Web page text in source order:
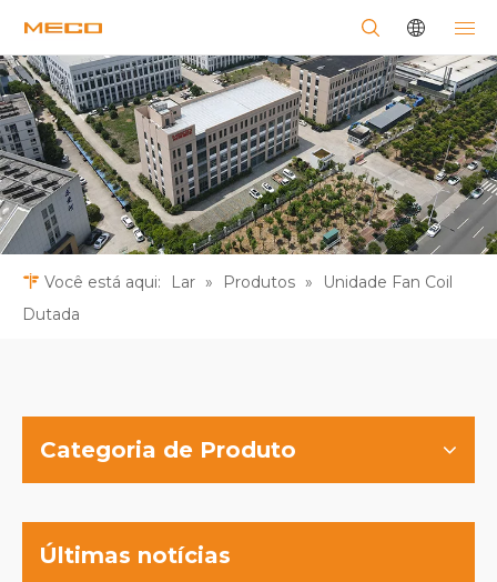
Você está aqui: Lar » Produtos »
Unidade Fan Coil
Dutada
Categoria de Produto
Últimas notícias